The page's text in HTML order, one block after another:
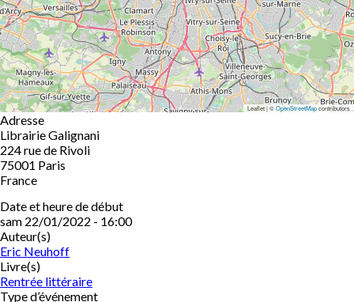
Leaflet | ©OpenStreetMapcontributors
Adresse
Librairie Galignani
224 rue de Rivoli
75001 Paris
France
Date et heure de début
sam 22/01/2022 - 16:00
Auteur(s)
Eric Neuhoff
Livre(s)
Rentrée littéraire
Type d’événement